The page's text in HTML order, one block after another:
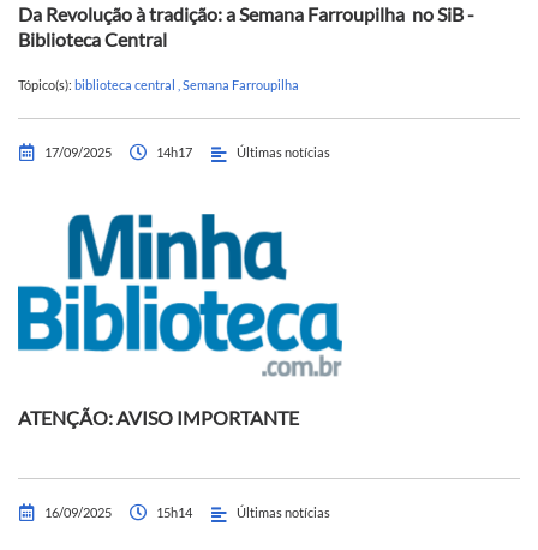
Da Revolução à tradição: a Semana Farroupilha no SiB -
Biblioteca Central
Tópico(s): biblioteca central Semana Farroupilha
17/09/2025 14h17 Últimas notícias
ATENÇÃO: AVISO IMPORTANTE
16/09/2025 15h14 Últimas notícias